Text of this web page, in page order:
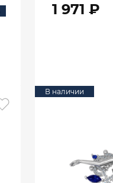
1 971 ₽
В наличии